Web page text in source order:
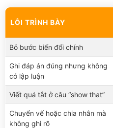
LỖI TRÌNH BÀY
Bỏ bước biến đổi chính
Ghi đáp án đúng nhưng không
có lập luận
Viết quá tắt ở câu “show that”
Chuyển vế hoặc chia nhân mà
không ghi rõ